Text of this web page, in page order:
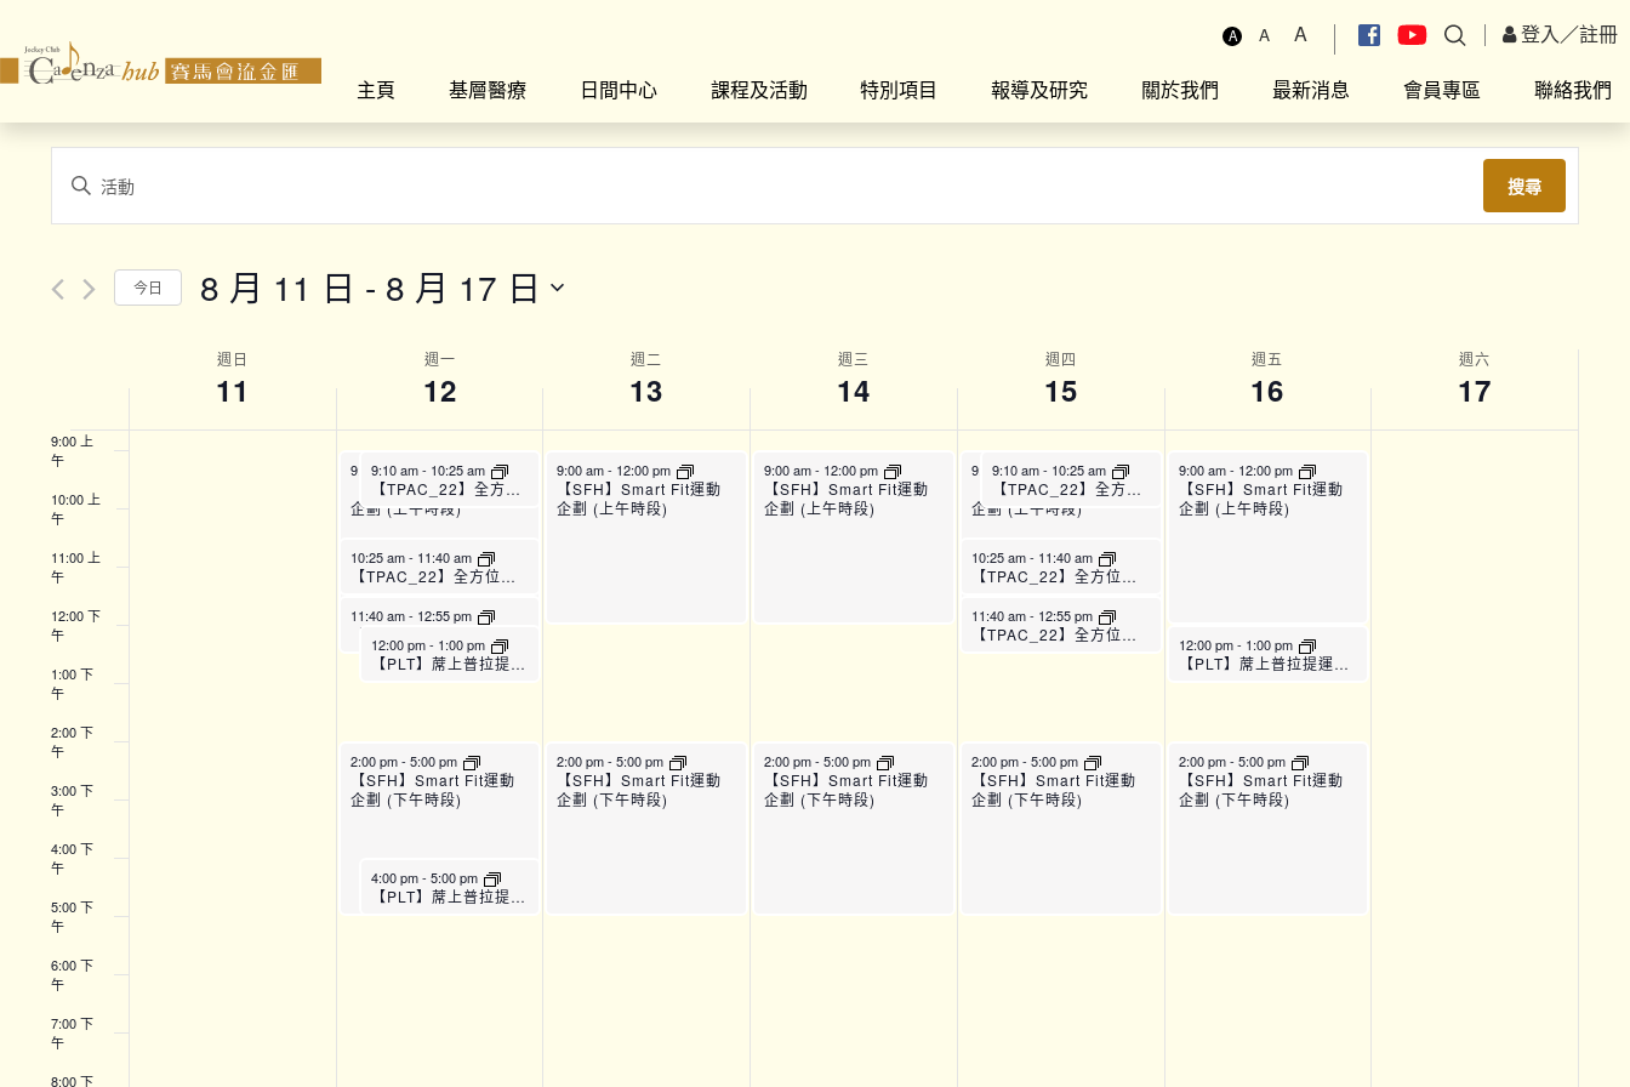
A A A 登入／註冊
主頁
基層醫療 日間中心 課程及活動 特別項目 報導及研究 關於我們 最新消息 會員專區 聯絡我們
Events
Search
and
Views
Navigation
Enter
Events
搜尋
今日 8 月 11 日 - 8 月 17 日
date.
of
Events
週日
11
週一
12
週二
13
週三
14
週四
15
週五
16
週六
17
午
4:00 上
午
午
9:00 上
午
10:00 上
午
11:00 上
午
12:00 下
午
1:00 下
午
2:00 下
午
3:00 下
午
4:00 下
午
5:00 下
午
6:00 下
午
7:00 下
午
8:00 下
9:00 am-12:00 pm
【SFH】Smart Fit運動
企劃 (上午時段)
9:10 am- 10:25 am
【TPAC_22】全方位運動訓練班 (A班)
10:25 am- 11:40 am
【TPAC_22】全方位運動訓練班 (B班)
11:40 am- 12:55 pm
12:00 pm- 1:00 pm
【PLT】蓆上普拉提運動班 (A班)
2:00 pm- 5:00 pm
【SFH】Smart Fit運動
企劃 (下午時段)
4:00 pm- 5:00 pm
【PLT】蓆上普拉提運動班 (C班)
9:00 am- 12:00 pm
【SFH】Smart Fit運動
企劃 (上午時段)
2:00 pm-5:00 pm
【SFH】Smart Fit運動
企劃 (下午時段)
9:00 am- 12:00 pm
【SFH】Smart Fit運動
企劃 (上午時段)
2:00 pm-5:00 pm
【SFH】Smart Fit運動
企劃 (下午時段)
9:00 am-12:00 pm
【SFH】Smart Fit運動
企劃 (上午時段)
9:10 am- 10:25 am
【TPAC_22】全方位運動訓練班 (A班)
10:25 am- 11:40 am
【TPAC_22】全方位運動訓練班 (B班)
11:40 am- 12:55 pm
【TPAC_22】全方位運動訓練班 (C班)
2:00 pm- 5:00 pm
【SFH】Smart Fit運動
企劃 (下午時段)
9:00 am- 12:00 pm
【SFH】Smart Fit運動
企劃 (上午時段)
12:00 pm- 1:00 pm
【PLT】蓆上普拉提運動班 (B班)
2:00 pm- 5:00 pm
【SFH】Smart Fit運動
企劃 (下午時段)